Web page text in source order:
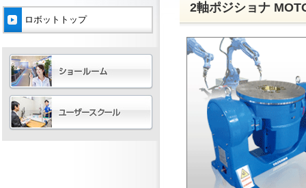
2軸ポジショナ
ロボットトップ